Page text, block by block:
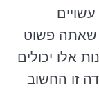
שאתה פשוט
אלו יכולים
זו החשוב